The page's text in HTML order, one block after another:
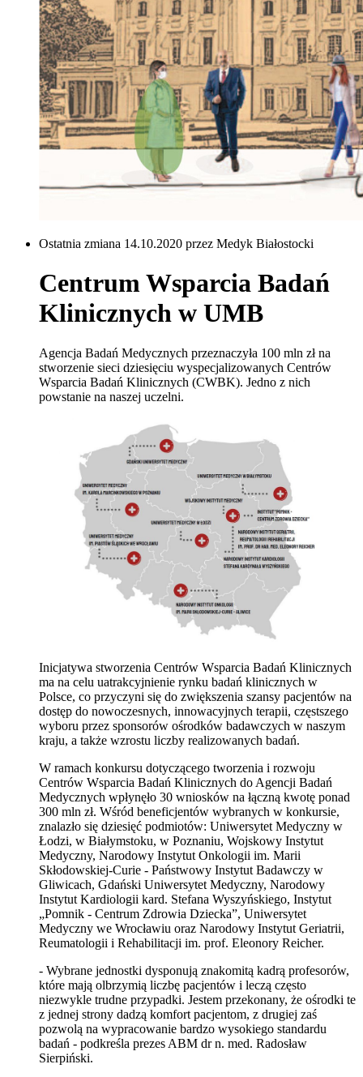
Ostatnia zmiana 14.10.2020 przez Medyk Białostocki
Centrum Wsparcia Badań
Klinicznych w UMB
Agencja Badań Medycznych przeznaczyła 100 mln zł na
stworzenie sieci dziesięciu wyspecjalizowanych Centrów
Wsparcia Badań Klinicznych (CWBK). Jedno z nich
powstanie na naszej uczelni.
Inicjatywa stworzenia Centrów Wsparcia Badań Klinicznych
ma na celu uatrakcyjnienie rynku badań klinicznych w
Polsce, co przyczyni się do zwiększenia szansy pacjentów na
dostęp do nowoczesnych, innowacyjnych terapii, częstszego
wyboru przez sponsorów ośrodków badawczych w naszym
kraju, a także wzrostu liczby realizowanych badań.
W ramach konkursu dotyczącego tworzenia i rozwoju
Centrów Wsparcia Badań Klinicznych do Agencji Badań
Medycznych wpłynęło 30 wniosków na łączną kwotę ponad
300 mln zł. Wśród beneficjentów wybranych w konkursie,
znalazło się dziesięć podmiotów: Uniwersytet Medyczny w
Łodzi, w Białymstoku, w Poznaniu, Wojskowy Instytut
Medyczny, Narodowy Instytut Onkologii im. Marii
Skłodowskiej-Curie - Państwowy Instytut Badawczy w
Gliwicach, Gdański Uniwersytet Medyczny, Narodowy
Instytut Kardiologii kard. Stefana Wyszyńskiego, Instytut
„Pomnik - Centrum Zdrowia Dziecka”, Uniwersytet
Medyczny we Wrocławiu oraz Narodowy Instytut Geriatrii,
Reumatologii i Rehabilitacji im. prof. Eleonory Reicher.
- Wybrane jednostki dysponują znakomitą kadrą profesorów,
które mają olbrzymią liczbę pacjentów i leczą często
niezwykle trudne przypadki. Jestem przekonany, że ośrodki te
z jednej strony dadzą komfort pacjentom, z drugiej zaś
pozwolą na wypracowanie bardzo wysokiego standardu
badań - podkreśla prezes ABM dr n. med. Radosław
Sierpiński.